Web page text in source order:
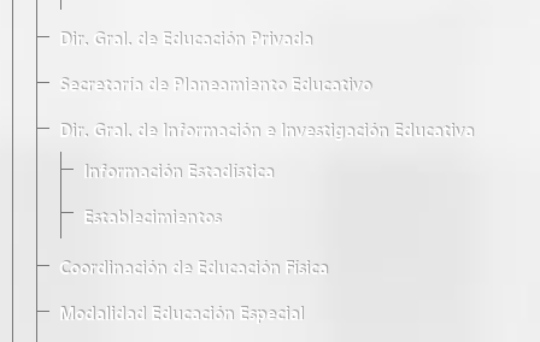
Dir. Gral. de Educación Privada
Secretaría de Planeamiento Educativo
Dir. Gral. de Información e Investigación Educativa
Información Estadística
Establecimientos
Coordinación de Educación Física
Modalidad Educación Especial